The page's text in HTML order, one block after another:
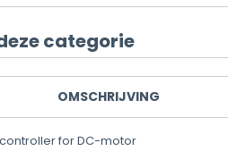
categorie
OMSCHRIJVING
for DC-motor